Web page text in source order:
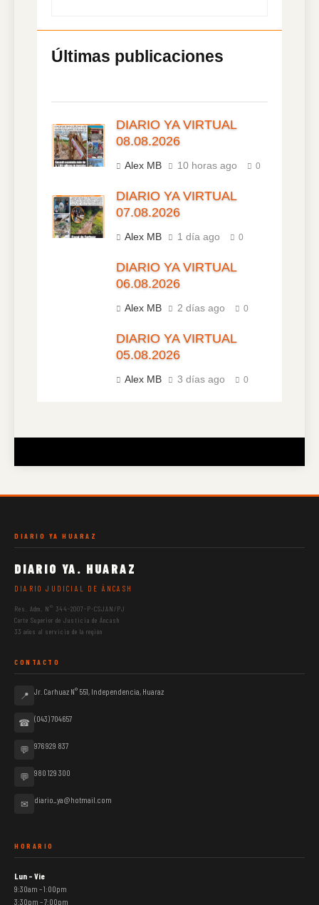
DIARIO YA VIRTUAL
08.08.2026
Alex MB 10 horas ago 0
DIARIO YA VIRTUAL
07.08.2026
Alex MB 1 día ago 0
DIARIO YA VIRTUAL
06.08.2026
Alex MB 2 días ago 0
DIARIO YA VIRTUAL
05.08.2026
Alex MB 3 días ago 0
DIARIO YA HUARAZ
DIARIO YA. HUARAZ
DIARIO JUDICIAL DE ÁNCASH
Res. Adm. N° 344-2007-P-CSJAN/PJ
Corte Superior de Justicia de Áncash
33 años al servicio de la región
CONTACTO
📍 Jr. Carhuaz N° 551, Independencia, Huaraz
☎ (043) 704657
💬 976 929 837
💬 980 129 300
✉ diario_ya@hotmail.com
HORARIO
Lun – Vie
9:30am – 1:00pm
3:30pm – 7:00pm